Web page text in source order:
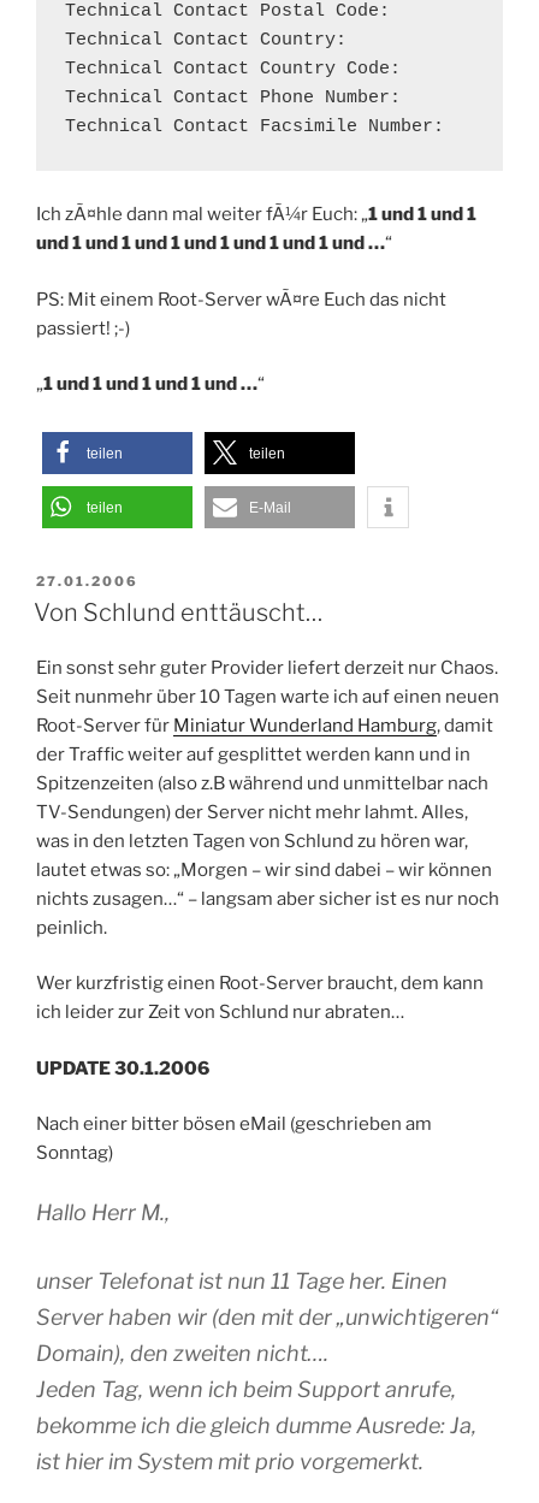
Technical Contact Postal Code:
Technical Contact Country:
Technical Contact Country Code:
Technical Contact Phone Number:
Technical Contact Facsimile Number:
Ich zÃ¤hle dann mal weiter fÃ¼r Euch: „1 und 1 und 1
und 1 und 1 und 1 und 1 und 1 und 1 und …“
PS: Mit einem Root-Server wÃ¤re Euch das nicht
passiert! ;-)
„1 und 1 und 1 und 1 und …“
teilen teilen
teilen E-Mail
VERÖFFENTLICHT
AM
27.01.2006
Von Schlund enttäuscht…
Ein sonst sehr guter Provider liefert derzeit nur Chaos.
Seit nunmehr über 10 Tagen warte ich auf einen neuen
Root-Server für Miniatur Wunderland Hamburg, damit
der Traffic weiter auf gesplittet werden kann und in
Spitzenzeiten (also z.B während und unmittelbar nach
TV-Sendungen) der Server nicht mehr lahmt. Alles,
was in den letzten Tagen von Schlund zu hören war,
lautet etwas so: „Morgen – wir sind dabei – wir können
nichts zusagen…“ – langsam aber sicher ist es nur noch
peinlich.
Wer kurzfristig einen Root-Server braucht, dem kann
ich leider zur Zeit von Schlund nur abraten…
UPDATE 30.1.2006
Nach einer bitter bösen eMail (geschrieben am
Sonntag)
Hallo Herr M.,
unser Telefonat ist nun 11 Tage her. Einen
Server haben wir (den mit der „unwichtigeren“
Domain), den zweiten nicht….
Jeden Tag, wenn ich beim Support anrufe,
bekomme ich die gleich dumme Ausrede:Ja,
ist hier im System mit prio vorgemerkt.